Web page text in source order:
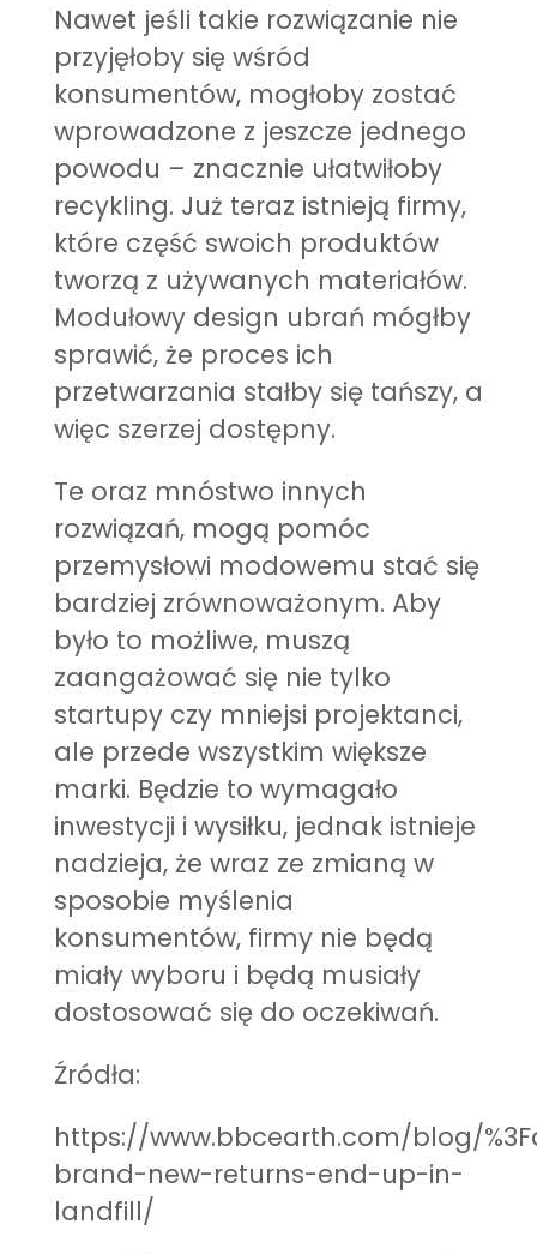
Nawet jeśli takie rozwiązanie nie
przyjęłoby się wśród
konsumentów, mogłoby zostać
wprowadzone z jeszcze jednego
powodu – znacznie ułatwiłoby
recykling. Już teraz istnieją firmy,
które część swoich produktów
tworzą z używanych materiałów.
Modułowy design ubrań mógłby
sprawić, że proces ich
przetwarzania stałby się tańszy, a
więc szerzej dostępny.
Te oraz mnóstwo innych
rozwiązań, mogą pomóc
przemysłowi modowemu stać się
bardziej zrównoważonym. Aby
było to możliwe, muszą
zaangażować się nie tylko
startupy czy mniejsi projektanci,
ale przede wszystkim większe
marki. Będzie to wymagało
inwestycji i wysiłku, jednak istnieje
nadzieja, że wraz ze zmianą w
sposobie myślenia
konsumentów, firmy nie będą
miały wyboru i będą musiały
dostosować się do oczekiwań.
Źródła:
https://www.bbcearth.com/blog/
brand-new-returns-end-up-in-
landfill/